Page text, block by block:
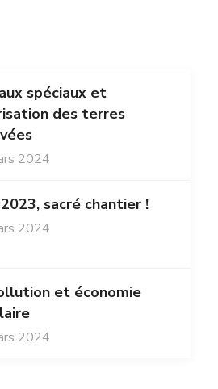
spéciaux et
des terres
2024
sacré chantier !
2024
et économie
2024